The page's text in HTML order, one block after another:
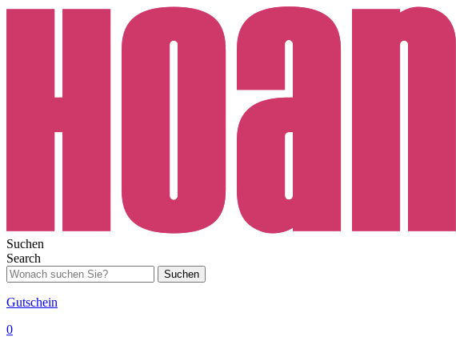
Suchen
Search
Suchen
Gutschein
0